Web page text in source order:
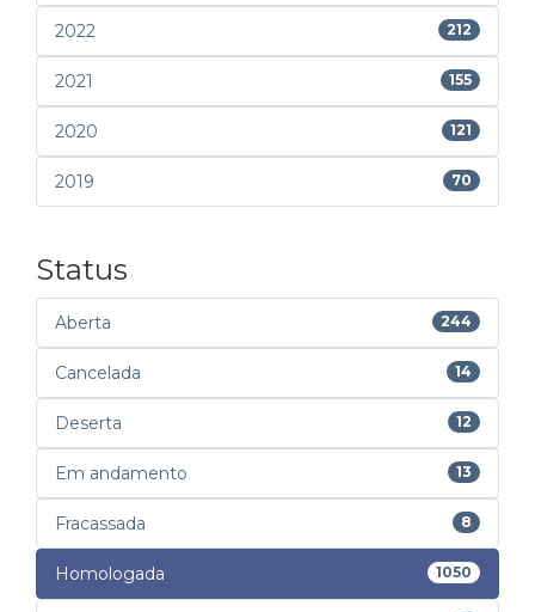
2022 212
2021 155
2020 121
2019 70
Status
Aberta 244
Cancelada 14
Deserta 12
Em andamento 13
Fracassada 8
Homologada 1050